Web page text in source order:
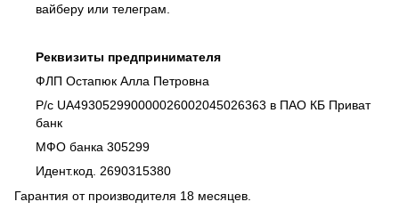
вайберу или телеграм.
Реквизиты предпринимателя
ФЛП Остапюк Алла Петровна
Р/с UA493052990000026002045026363 в ПАО КБ Приват
банк
МФО банка 305299
Идент.код. 2690315380
Гарантия от производителя 18 месяцев.